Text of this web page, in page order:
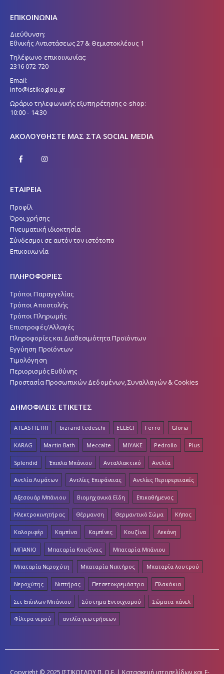
σελίδα
του
προϊόντος
προϊόντος
ΕΠΙΚΟΙΝΩΝΙΑ
Διεύθυνση:
Εθνικής Αντιστάσεως 27 & Θεμιστοκλέους 1
Τηλέφωνο επικοινωνίας:
2316 072 720
Email:
info@istikoglou.gr
Ωράριο τηλεφωνικής εξυπηρέτησης e-shop:
10:00 - 14:30
ΑΚΟΛΟΥΘΉΣΤΕ ΜΑΣ ΣΤΑ SOCIAL MEDIA
ΕΤΑΙΡΕΙΑ
Προφίλ
Όροι χρήσης
Πνευματική ιδιοκτησία
Σύνδεσμοι σε αυτόν τον ιστότοπο
Επικοινωνία
ΠΛΗΡΟΦΟΡΙΕΣ
Τρόποι Παραγγελίας
Τρόποι Αποστολής
Τρόποι Πληρωμής
Επιστροφές/Αλλαγές
Πληροφορίες και Διαθεσιμότητα Προϊόντων
Εγγύηση Προϊόντων
Τιμολόγηση
Περιορισμός Ευθύνης
Προστασία Προσωπικών Δεδομένων, Συναλλαγών & Cookies
ΔΗΜΟΦΙΛΕΙΣ ΕΤΙΚΕΤΕΣ
ATLAS FILTRI bizi and tedeschi ELLECI Ferro Gloria
KARAG Martin Bath Meccalte MIYAKE Pedrollo Plus
Splendid Έπιπλα Μπάνιου Ανταλλακτικό Αντλία
Αντλία Λυμάτων Αντλίες Επιφάνειας Αντλίες Περιφερειακές
Αξεσουάρ Μπάνιου Βιομηχανικά Είδη Επικαθήμενος
Ηλεκτροκινητήρας Θέρμανση Θερμαντικό Σώμα Κήπος
Καλοριφέρ Καμπίνα Καμπίνες Κουζίνα Λεκάνη
ΜΠΑΝΙΟ Μπαταρία Κουζίνας Μπαταρία Μπάνιου
Μπαταρία Νεροχύτη Μπαταρία Νιπτήρος Μπαταρία λουτρού
Νεροχύτης Νιπτήρας Πετσετοκρεμάστρα Πλακάκια
Σετ Επίπλων Μπάνιου Σύστημα Εντοιχισμού Σώματα πάνελ
Φίλτρα νερού αντλία γεωτρήσεων
Copyright © 2025 ΙΣΤΙΚΟΓΛΟΥ Π. Ο.Ε. | Κατασκευή ιστοσελίδων και E-